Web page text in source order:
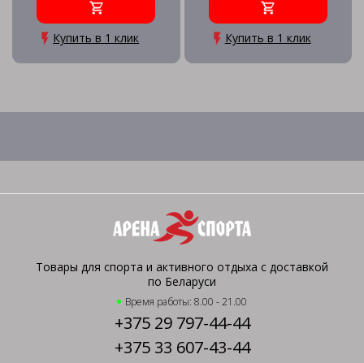
Купить в 1 клик Купить в 1 клик
Товары для спорта и активного отдыха с доставкой
по Беларуси
Время работы: 8.00 - 21.00
+375 29 797-44-44
+375 33 607-43-44